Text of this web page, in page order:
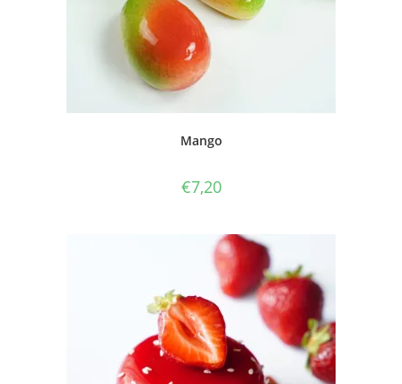
Mango
€7,20